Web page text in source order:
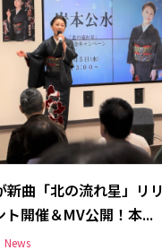
新曲「北の流れ星」リリ
ト開催＆MV公開！本...
News